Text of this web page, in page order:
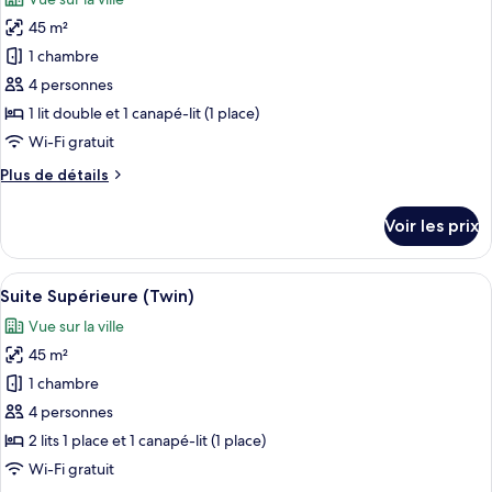
Standard
avec
lits
jumeaux
les
photos
pour
ce
type
de
chambre :
Suite
45 m²
1 chambre
4 personnes
1 lit double et 1 canapé-lit (1 place)
Wi-Fi gratuit
Plus de détails
Plus
le
type
de
Suite
Supérieure
(King)
Voir les prix
Afficher
toutes
les
photos
pour
ce
type
de
chambre :
Un salon moderne avec un canapé
5
Suite Supérieure (Twin)
Vue sur la ville
45 m²
1 chambre
4 personnes
2 lits 1 place et 1 canapé-lit (1 place)
Wi-Fi gratuit